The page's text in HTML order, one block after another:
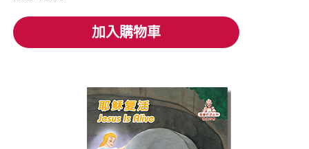
加入購物車
加入購物車